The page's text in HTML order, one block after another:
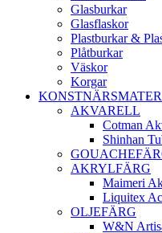
Glasburkar
Glasflaskor
Plastburkar &
Plåtburkar
Väskor
Korgar
AKVARELL
Cotman
Shinhan
AKRYLFÄRG
Maimeri
Liquitex
OLJEFÄRG
W&N